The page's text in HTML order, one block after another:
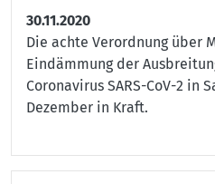
30.11.2020
Die achte Verordnung über
Eindämmung der
Coronavirus SARS-CoV-2 in
Dezember in Kraft.